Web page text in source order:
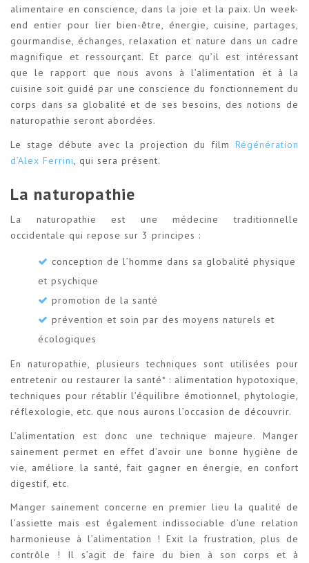
alimentaire en conscience, dans la joie et la paix. Un week-
end entier pour lier bien-être, énergie, cuisine, partages,
gourmandise, échanges, relaxation et nature dans un cadre
magnifique et ressourçant. Et parce qu’il est intéressant
que le rapport que nous avons à l’alimentation et à la
cuisine soit guidé par une conscience du fonctionnement du
corps dans sa globalité et de ses besoins, des notions de
naturopathie seront abordées.
Le stage débute avec la projection du film Régénération
d’Alex Ferrini
, qui sera présent.
La naturopathie
La naturopathie est une médecine traditionnelle
occidentale qui repose sur 3 principes :
conception de l’homme dans sa globalité physique
et psychique
promotion de la santé
prévention et soin par des moyens naturels et
écologiques
En naturopathie, plusieurs techniques sont utilisées pour
entretenir ou restaurer la santé* : alimentation hypotoxique,
techniques pour rétablir l’équilibre émotionnel, phytologie,
réflexologie, etc. que nous aurons l’occasion de découvrir.
L’alimentation est donc une technique majeure. Manger
sainement permet en effet d’avoir une bonne hygiène de
vie, améliore la santé, fait gagner en énergie, en confort
digestif, etc.
Manger sainement concerne en premier lieu la qualité de
l’assiette mais est également indissociable d’une relation
harmonieuse à l’alimentation ! Exit la frustration, plus de
contrôle ! Il s’agit de faire du bien à son corps et à